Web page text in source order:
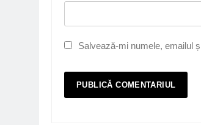
Salvează-mi numele, emailul